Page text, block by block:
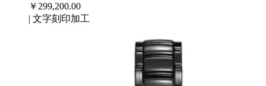
￥299,200.00
| 文字刻印加工